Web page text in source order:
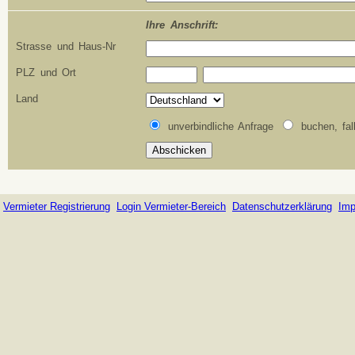
Ihre Anschrift:
Strasse und Haus-Nr
PLZ und Ort
Land
unverbindliche Anfrage buchen,
Vermieter Registrierung Login Vermieter-Bereich Datenschutzerklärung